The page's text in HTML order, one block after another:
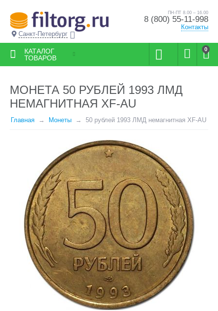
Санкт-Петербург
ПН-ПТ 8.00 – 16.00
8 (800) 55-11-998
Контакты
0
КАТАЛОГ
ТОВАРОВ
МОНЕТА 50 РУБЛЕЙ 1993 ЛМД
НЕМАГНИТНАЯ XF-AU
Главная Монеты 50 рублей 1993 ЛМД немагнитная XF-AU